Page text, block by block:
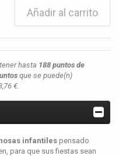
Añadir al carrito
hasta 188 puntos de
que se puede(n)
€.
infantiles pensado
para que sus fiestas sean